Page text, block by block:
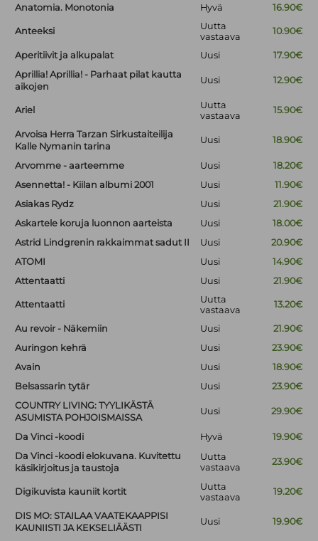
Anatomia. Monotonia
Hyvä 16.90€
Anteeksi
Uutta
vastaava
10.90€
Aperitiivit ja alkupalat Uusi
17.90€
Aprillia! Aprillia! - Parhaat pilat kautta
aikojen
Uusi 12.90€
Ariel
Uutta
vastaava
15.90€
Arvoisa Herra Tarzan Sirkustaiteilija
Kalle Nymanin tarina
Uusi 18.90€
Arvomme - aarteemme Uusi
18.20€
Asennetta! - Kiilan albumi 2001
Uusi
11.90€
Asiakas Rydz
Uusi
21.90€
Askartele koruja luonnon aarteista
Uusi
18.00€
Astrid Lindgrenin rakkaimmat sadut II
Uusi
20.90€
ATOMI
Uusi
14.90€
Attentaatti
Uusi 21.90€
Attentaatti
Uutta
vastaava
13.20€
Au revoir - Näkemiin Uusi
21.90€
Auringon kehrä
Uusi
23.90€
Avain
Uusi
18.90€
Belsassarin tytär
Uusi
23.90€
COUNTRY LIVING: TYYLIKÄSTÄ
ASUMISTA POHJOISMAISSA
Uusi 29.90€
Da Vinci -koodi Hyvä
19.90€
Da Vinci -koodi elokuvana. Kuvitettu
käsikirjoitus ja taustoja
Uutta
vastaava
23.90€
Digikuvista kauniit kortit
Uutta
vastaava
19.20€
DIS MO: STAILAA VAATEKAAPPISI
KAUNIISTI JA KEKSELIÄÄSTI
Uusi 19.90€